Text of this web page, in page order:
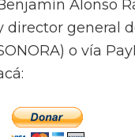
Alonso
director general
o vía